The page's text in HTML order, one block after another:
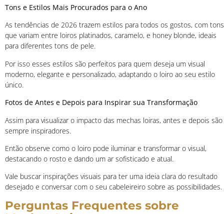
Tons e Estilos Mais Procurados para o Ano
As tendências de 2026 trazem estilos para todos os gostos, com tons
que variam entre loiros platinados, caramelo, e honey blonde, ideais
para diferentes tons de pele.
Por isso esses estilos são perfeitos para quem deseja um visual
moderno, elegante e personalizado, adaptando o loiro ao seu estilo
único.
Fotos de Antes e Depois para Inspirar sua Transformação
Assim para visualizar o impacto das mechas loiras, antes e depois são
sempre inspiradores.
Então observe como o loiro pode iluminar e transformar o visual,
destacando o rosto e dando um ar sofisticado e atual.
Vale buscar inspirações visuais para ter uma ideia clara do resultado
desejado e conversar com o seu cabeleireiro sobre as possibilidades.
Perguntas Frequentes sobre